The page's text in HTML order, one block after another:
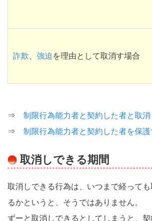
詐欺 強迫 を理由として取消す場合
⇒ 制限行為能力者と契約した者と取
⇒ 制限行為能力者と契約した者を保
取消しできる期間
取消しできる行為は、いつまで経って
るかというと、そうではありません。
ずーと取消しできるとしてしまうと、